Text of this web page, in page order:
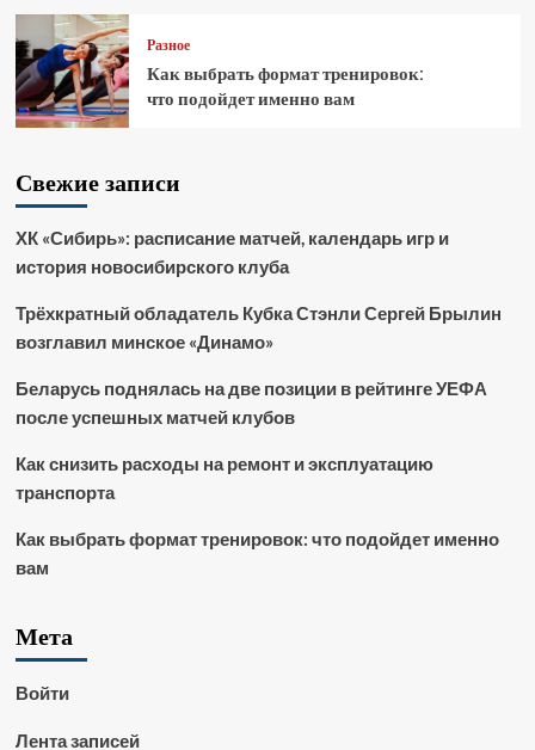
Разное
Как выбрать формат тренировок:
что подойдет именно вам
Свежие записи
ХК «Сибирь»: расписание матчей, календарь игр и
история новосибирского клуба
Трёхкратный обладатель Кубка Стэнли Сергей Брылин
возглавил минское «Динамо»
Беларусь поднялась на две позиции в рейтинге УЕФА
после успешных матчей клубов
Как снизить расходы на ремонт и эксплуатацию
транспорта
Как выбрать формат тренировок: что подойдет именно
вам
Мета
Войти
Лента записей